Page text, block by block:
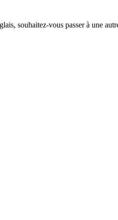
souhaitez-vous passer à une